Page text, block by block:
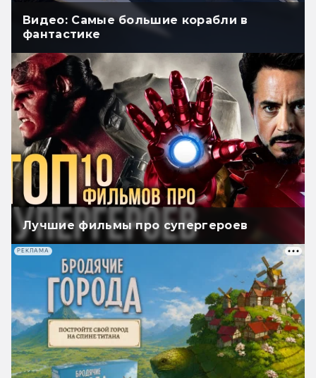
Видео: Самые большие корабли в
фантастике
Лучшие фильмы про супергероев
РЕКЛАМА